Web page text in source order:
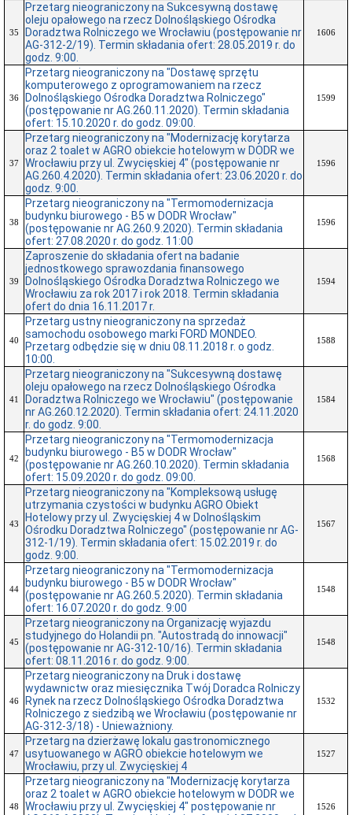
35
Przetarg nieograniczony na Sukcesywną dostawę
oleju opałowego na rzecz Dolnośląskiego Ośrodka
Doradztwa Rolniczego we Wrocławiu (postępowanie nr
AG-312-2/19). Termin składania ofert: 28.05.2019 r. do
godz. 9:00.
1606
36
Przetarg nieograniczony na "Dostawę sprzętu
komputerowego z oprogramowaniem na rzecz
Dolnośląskiego Ośrodka Doradztwa Rolniczego"
(postępowanie nr AG.260.11.2020). Termin składania
ofert: 15.10.2020 r. do godz. 09:00.
1599
37
Przetarg nieograniczony na "Modernizację korytarza
oraz 2 toalet w AGRO obiekcie hotelowym w DODR we
Wrocławiu przy ul. Zwycięskiej 4" (postępowanie nr
AG.260.4.2020). Termin składania ofert: 23.06.2020 r. do
godz. 9:00.
1596
38
Przetarg nieograniczony na "Termomodernizacja
budynku biurowego - B5 w DODR Wrocław"
(postępowanie nr AG.260.9.2020). Termin składania
ofert: 27.08.2020 r. do godz. 11:00
1596
39
Zaproszenie do składania ofert na badanie
jednostkowego sprawozdania finansowego
Dolnośląskiego Ośrodka Doradztwa Rolniczego we
Wrocławiu za rok 2017 i rok 2018. Termin składania
ofert do dnia 16.11.2017 r.
1594
40
Przetarg ustny nieograniczony na sprzedaż
samochodu osobowego marki FORD MONDEO.
Przetarg odbędzie się w dniu 08.11.2018 r. o godz.
10:00.
1588
41
Przetarg nieograniczony na "Sukcesywną dostawę
oleju opałowego na rzecz Dolnośląskiego Ośrodka
Doradztwa Rolniczego we Wrocławiu" (postępowanie
nr AG.260.12.2020). Termin składania ofert: 24.11.2020
r. do godz. 9:00.
1584
42
Przetarg nieograniczony na "Termomodernizacja
budynku biurowego - B5 w DODR Wrocław"
(postępowanie nr AG.260.10.2020). Termin składania
ofert: 15.09.2020 r. do godz. 09:00.
1568
43
Przetarg nieograniczony na "Kompleksową usługę
utrzymania czystości w budynku AGRO Obiekt
Hotelowy przy ul. Zwycięskiej 4 w Dolnośląskim
Ośrodku Doradztwa Rolniczego" (postępowanie nr AG-
312-1/19). Termin składania ofert: 15.02.2019 r. do
godz. 9:00.
1567
44
Przetarg nieograniczony na "Termomodernizacja
budynku biurowego - B5 w DODR Wrocław"
(postępowanie nr AG.260.5.2020). Termin składania
ofert: 16.07.2020 r. do godz. 9:00
1548
45
Przetarg nieograniczony na Organizację wyjazdu
studyjnego do Holandii pn. "Autostradą do innowacji"
(postępowanie nr AG-312-10/16). Termin składania
ofert: 08.11.2016 r. do godz. 9:00.
1548
46
Przetarg nieograniczony na Druk i dostawę
wydawnictw oraz miesięcznika Twój Doradca Rolniczy
Rynek na rzecz Dolnośląskiego Ośrodka Doradztwa
Rolniczego z siedzibą we Wrocławiu (postępowanie nr
AG-312-3/18) - Unieważniony.
1532
47
Przetarg na dzierżawę lokalu gastronomicznego
usytuowanego w AGRO obiekcie hotelowym we
Wrocławiu, przy ul. Zwycięskiej 4
1527
48
Przetarg nieograniczony na "Modernizację korytarza
oraz 2 toalet w AGRO obiekcie hotelowym w DODR we
Wrocławiu przy ul. Zwycięskiej 4" postępowanie nr
1526